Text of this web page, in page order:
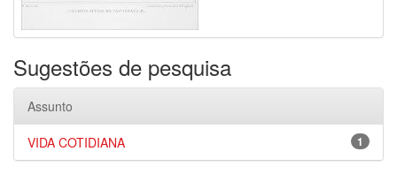
Sugestões de pesquisa
Assunto
1
VIDA COTIDIANA